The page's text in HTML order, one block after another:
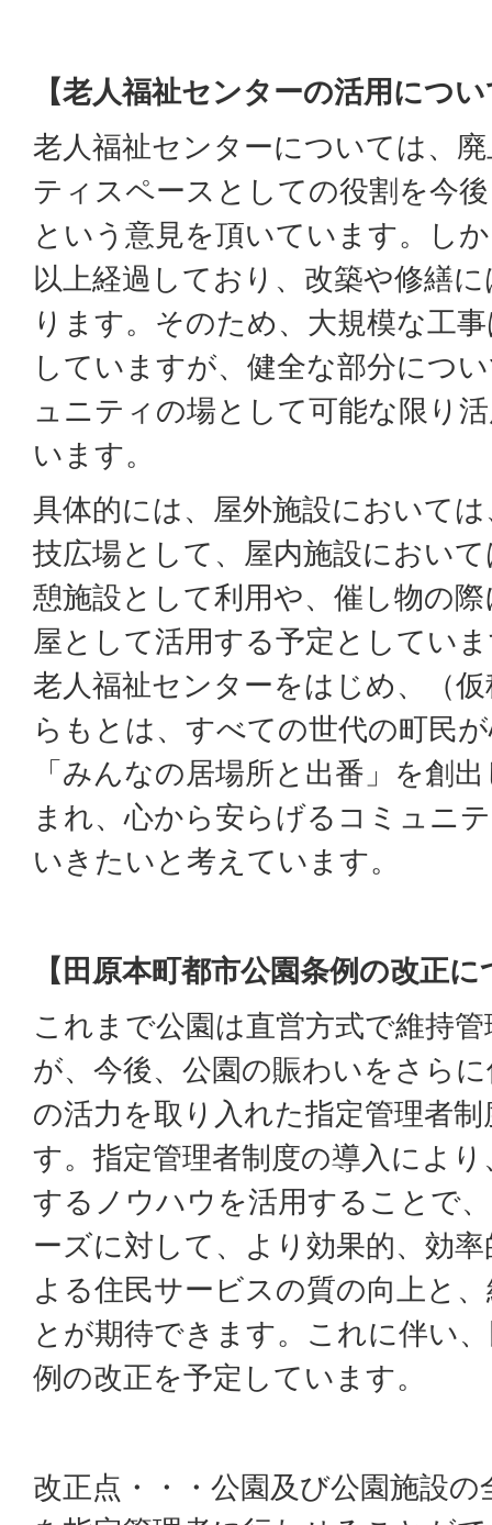
【老人福祉センターの活用につ
老人福祉センターについては、
ティスペースとしての役割を今
という意見を頂いています。し
以上経過しており、改築や修繕
ります。そのため、大規模な工
していますが、健全な部分につ
ュニティの場として可能な限り
います。
具体的には、屋外施設において
技広場として、屋内施設におい
憩施設として利用や、催し物の
屋として活用する予定としてい
老人福祉センターをはじめ、（
らもとは、すべての世代の町民
「みんなの居場所と出番」を創
まれ、心から安らげるコミュニ
いきたいと考えています。
【田原本町都市公園条例の改正
これまで公園は直営方式で維持
が、今後、公園の賑わいをさら
の活力を取り入れた指定管理者
す。指定管理者制度の導入によ
するノウハウを活用することで
ーズに対して、より効果的、効
よる住民サービスの質の向上と
とが期待できます。これに伴い
例の改正を予定しています。
改正点・・・公園及び公園施設